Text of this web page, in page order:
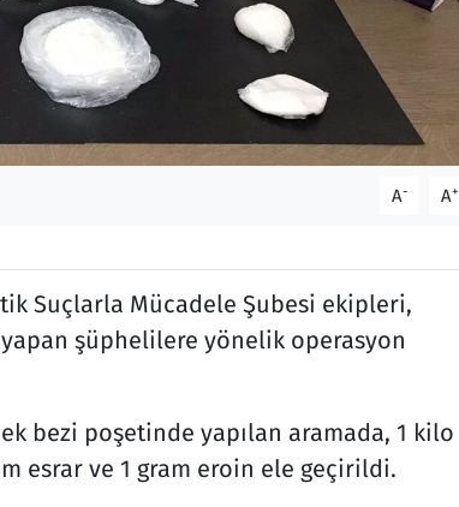
A- A+
Suçlarla Mücadele Şubesi ekipleri,
şüphelilere yönelik operasyon
bezi poşetinde yapılan aramada, 1 kilo
esrar ve 1 gram eroin ele geçirildi.